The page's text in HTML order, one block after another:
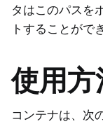
タはこのパスを
トすることがで
使用
コンテナは、次